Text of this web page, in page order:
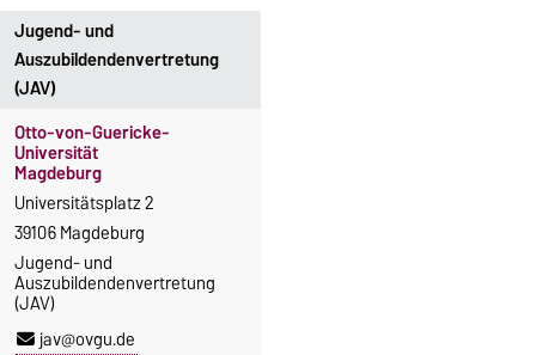
Jugend- und
Auszubildendenvertretung
(JAV)
Otto-von-Guericke-
Universität
Magdeburg
Universitätsplatz 2
39106 Magdeburg
Jugend- und
Auszubildendenvertretung
(JAV)
jav@ovgu.de